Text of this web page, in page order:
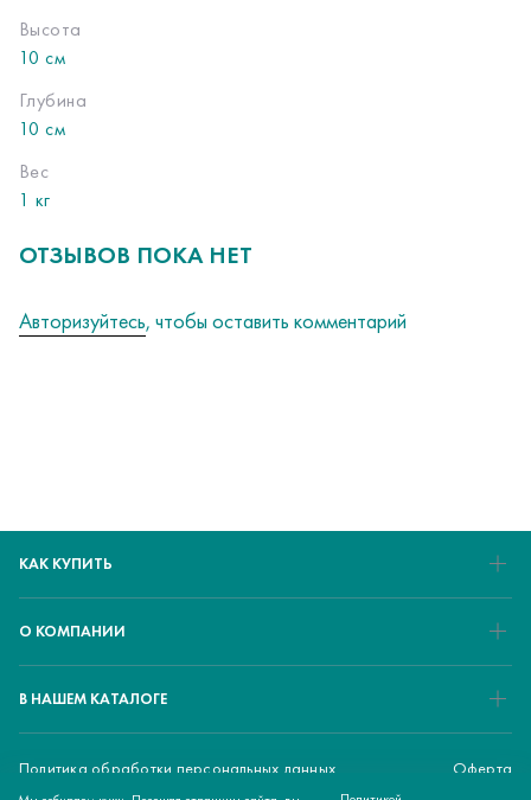
Высота
10 см
Глубина
10 см
Вес
1 кг
ОТЗЫВОВ ПОКА НЕТ
Авторизуйтесь, чтобы оставить комментарий
КАК КУПИТЬ
О КОМПАНИИ
В НАШЕМ КАТАЛОГЕ
Политика обработки персональных данных
Оферта